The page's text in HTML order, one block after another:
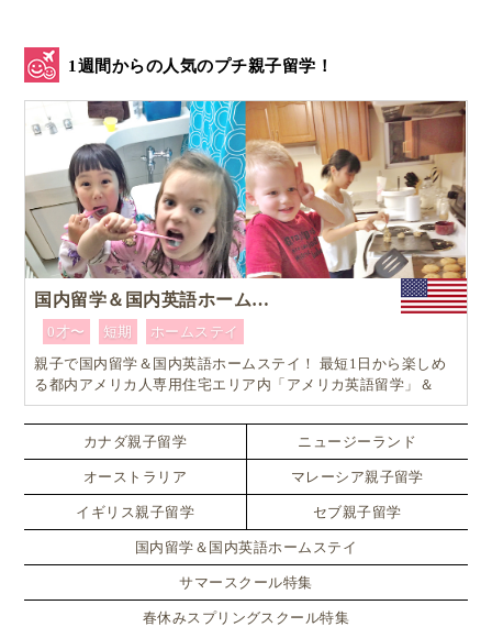
1週間からの人気のプチ親子留学！
国内留学＆国内英語ホームステイ
0才〜 短期
ホームステイ
親子で国内留学＆国内英語ホームステイ！ 最短1日から楽しめ
る都内アメリカ人専用住宅エリア内「アメリカ英語留学」＆
「ホームステイ体験」プログラム！
カナダ親子留学 ニュージーランド
オーストラリア マレーシア親子留学
イギリス親子留学 セブ親子留学
国内留学＆国内英語ホームステイ
サマースクール特集
春休みスプリングスクール特集